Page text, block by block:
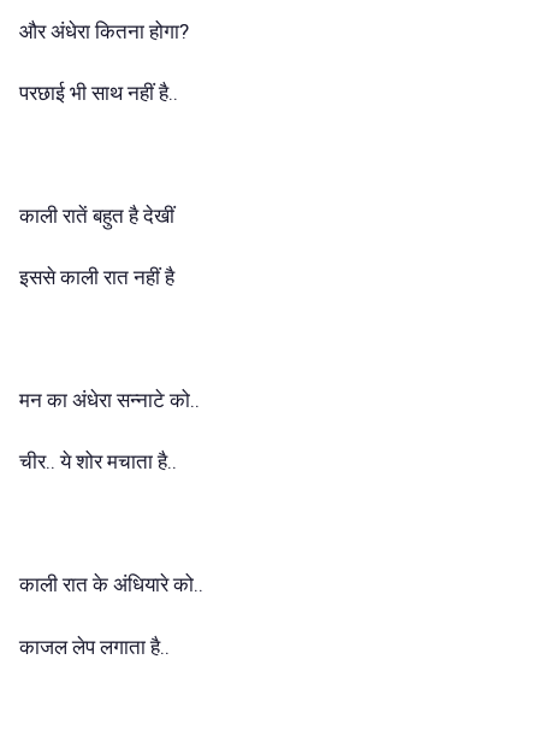
और अंधेरा कितना होगा?
परछाई भी साथ नहीं है..
काली रातें बहुत है देखीं
इससे काली रात नहीं है
मन का अंधेरा सन्नाटे को..
चीर..ये शोर मचाता है..
काली रात के अंधियारे को..
काजल लेप लगाता है..